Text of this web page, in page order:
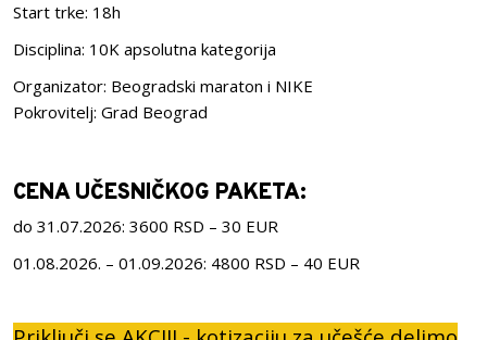
Start trke: 18h
Disciplina: 10K apsolutna kategorija
Organizator: Beogradski maraton i NIKE
Pokrovitelj: Grad Beograd
CENA UČESNIČKOG PAKETA:
do 31.07.2026: 3600 RSD – 30 EUR
01.08.2026. – 01.09.2026: 4800 RSD – 40 EUR